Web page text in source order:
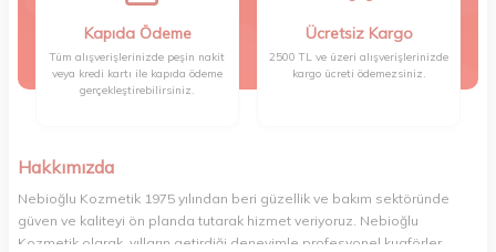
Kapıda Ödeme
Tüm alışverişlerinizde peşin nakit
veya kredi kartı ile kapıda ödeme
gerçekleştirebilirsiniz.
Ücretsiz Kargo
2500 TL ve üzeri alışverişlerinizde
kargo ücreti ödemezsiniz.
Hakkımızda
Nebioğlu Kozmetik 1975 yılından beri güzellik ve bakım sektöründe
güven ve kaliteyi ön planda tutarak hizmet veriyoruz. Nebioğlu
Kozmetik olarak, yılların getirdiği deneyimle profesyonel kuaförler,